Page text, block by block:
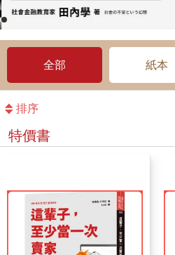
全部 紙本
排序
特價書